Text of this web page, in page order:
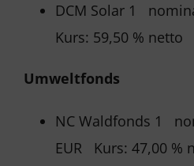
DCM Solar 1
Kurs: 59,50 % netto
Umweltfonds
NC Waldfonds 1
EUR Kurs: 47,00 %